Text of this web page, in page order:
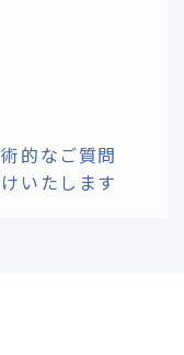
的なご質問
いたします